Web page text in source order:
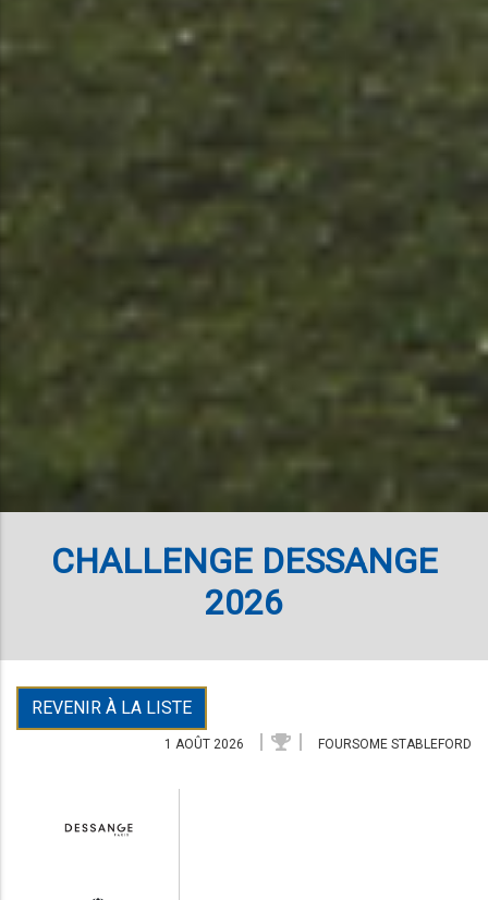
CHALLENGE DESSANGE
2026
REVENIR À LA LISTE
1 AOÛT 2026 FOURSOME STABLEFORD